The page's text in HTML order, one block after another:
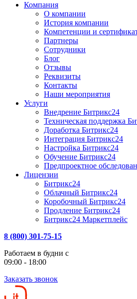
Компания
О компании
История компании
Компетенции и
Партнеры
Сотрудники
Блог
Отзывы
Реквизиты
Контакты
Наши мероприятия
Услуги
Внедрение Битрикс24
Техническая поддержка
Доработка Битрикс24
Интеграция Битрикс24
Настройка Битрикс24
Обучение Битрикс24
Предпроектное
Лицензии
Битрикс24
Облачный Битрикс24
Коробочный Битрикс24
Продление Битрикс24
Битрикс24 Маркетплейс
8 (800) 301-75-15
Работаем в будни с
09:00 - 18:00
Заказать звонок